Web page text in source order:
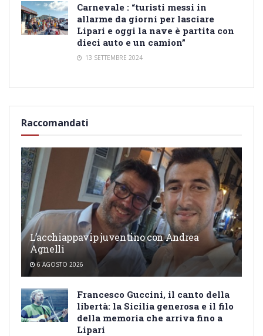
Carnevale : “turisti messi in
allarme da giorni per lasciare
Lipari e oggi la nave è partita con
dieci auto e un camion”
13 SETTEMBRE 2024
Raccomandati
L’acchiappavip juventino con Andrea
Agnelli
6 AGOSTO 2026
Francesco Guccini, il canto della
libertà: la Sicilia generosa e il filo
della memoria che arriva fino a
Lipari